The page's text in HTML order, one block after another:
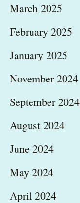
March 2025
February 2025
January 2025
November 2024
September 2024
August 2024
June 2024
May 2024
April 2024